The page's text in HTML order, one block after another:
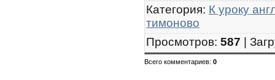
Категория: К уроку
тимоново
Просмотров: 587 |
Всего комментариев: 0